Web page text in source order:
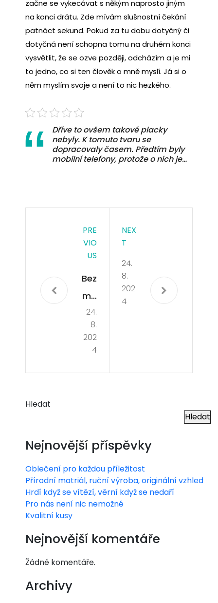
začne se vykecávat s někým naprosto jiným
na konci drátu. Zde mívám slušnostní čekání
patnáct sekund. Pokud za tu dobu dotyčný či
dotyčná není schopna tomu na druhém konci
vysvětlit, že se ozve později, odcházím a je mi
to jedno, co si ten člověk o mně myslí. Já si o
něm myslím svoje a není to nic hezkého.
Dříve to ovšem takové placky
nebyly. K tomuto tvaru se
dopracovaly časem. Předtím byly
mobilní telefony, protože o nich je…
PRE
VIO
US
Bez
mo
bilu
24.
8.
202
4
NEX
T
24.
8.
202
4
Hledat
Hledat
Nejnovější příspěvky
Oblečení pro každou příležitost
Přírodní matriál, ruční výroba, originální vzhled
Hrdí když se vítězí, věrní když se nedaří
Pro nás není nic nemožné
Kvalitní kusy
Nejnovější komentáře
Žádné komentáře.
Archivy